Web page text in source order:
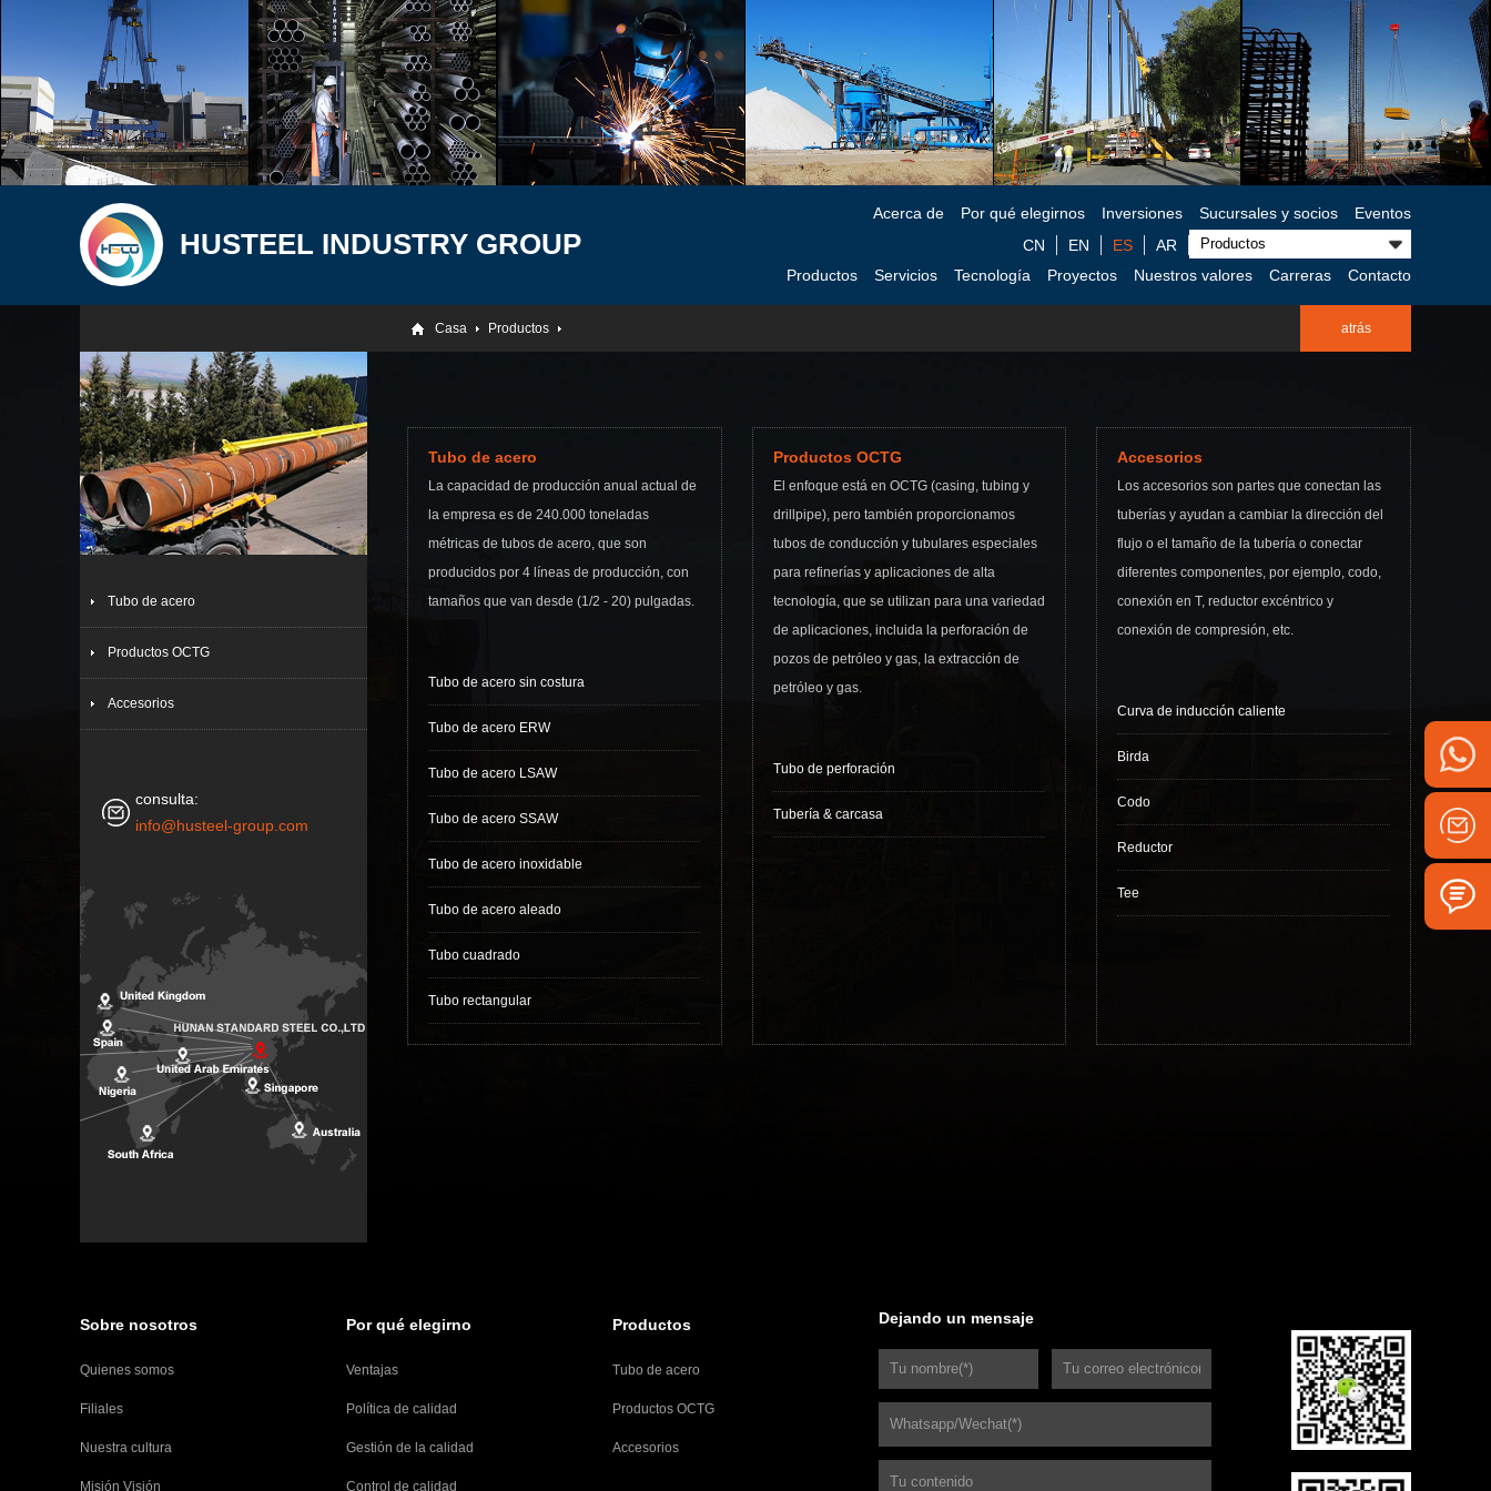
HUSTEEL INDUSTRY GROUP
Acerca de Por qué elegirnos Inversiones Sucursales y socios
Eventos
AR
ES
EN
CN
Productos
Servicios Tecnología Proyectos Nuestros valores Carreras Contacto
atrás
Casa Productos
Tubo de acero
Productos OCTG
Accesorios
consulta:
info@husteel-group.com
Tubo de acero
La capacidad de producción anual actual de
la empresa es de 240.000 toneladas
métricas de tubos de acero, que son
producidos por 4 líneas de producción, con
tamaños que van desde (1/2 - 20) pulgadas.
Tubo de acero sin costura
Tubo de acero ERW
Tubo de acero LSAW
Tubo de acero SSAW
Tubo de acero inoxidable
Tubo de acero aleado
Tubo cuadrado
Tubo rectangular
Productos OCTG
El enfoque está en OCTG (casing, tubing y
drillpipe), pero también proporcionamos
tubos de conducción y tubulares especiales
para refinerías y aplicaciones de alta
tecnología, que se utilizan para una variedad
de aplicaciones, incluida la perforación de
pozos de petróleo y gas, la extracción de
petróleo y gas.
Tubo de perforación
Tubería & carcasa
Accesorios
Los accesorios son partes que conectan las
tuberías y ayudan a cambiar la dirección del
flujo o el tamaño de la tubería o conectar
diferentes componentes, por ejemplo, codo,
conexión en T, reductor excéntrico y
conexión de compresión, etc.
Curva de inducción caliente
Birda
Codo
Reductor
Tee
Sobre nosotros
Quienes somos
Filiales
Nuestra cultura
Misión Visión
Por qué elegirno
Ventajas
Política de calidad
Gestión de la calidad
Control de calidad
Productos
Tubo de acero
Productos OCTG
Accesorios
Dejando un mensaje